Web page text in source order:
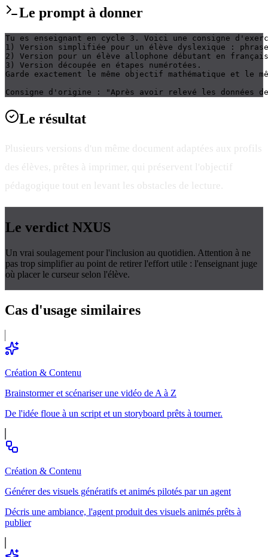
Le prompt à donner
Tu es enseignant en cycle 3. Voici une consigne
1) Version simplifiée pour un élève dyslexique :
2) Version pour un élève allophone débutant en
3) Version découpée en étapes numérotées.
Garde exactement le même objectif mathématique et le
Consigne d'origine : "Après avoir relevé les données
Le résultat
Plusieurs versions d'un même document adaptées aux profils
des élèves, prêtes à imprimer, qui préservent l'objectif
pédagogique tout en levant les obstacles de lecture.
Le verdict NXUS
Un vrai soulagement pour l'inclusion au quotidien. Attention à ne
pas trop simplifier au point de retirer l'effort utile : l'enseignant juge
où placer le curseur selon l'élève.
Cas d'usage similaires
Création & Contenu
Brainstormer et scénariser une vidéo de A à Z
De l'idée floue à un script et un storyboard prêts à tourner.
Création & Contenu
Générer des visuels génératifs et animés pilotés par un agent
Décris une ambiance, l'agent produit des visuels animés prêts à
publier